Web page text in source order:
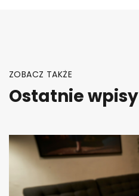
ZOBACZ TAKŻE
Ostatnie wpisy